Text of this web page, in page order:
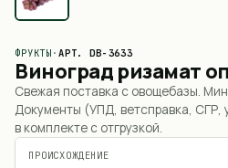
ФРУКТЫ · АРТ.DB-3633
Виноград ризамат
Свежая поставка с овощебазы.
Документы (УПД, ветсправка, СГР,
в комплекте с отгрузкой.
ПРОИСХОЖДЕНИЕ